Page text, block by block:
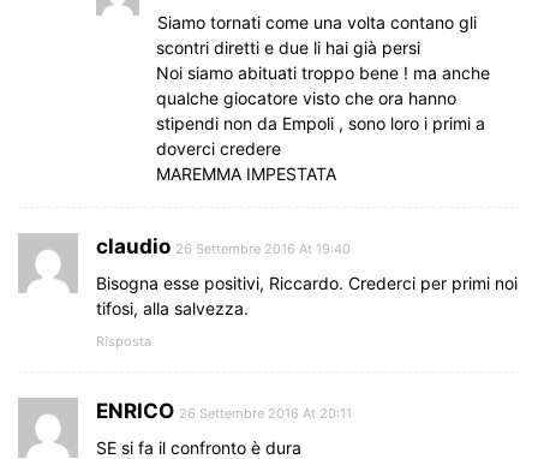
Siamo tornati come una volta contano gli
scontri diretti e due li hai già persi
Noi siamo abituati troppo bene ! ma anche
qualche giocatore visto che ora hanno
stipendi non da Empoli , sono loro i primi a
doverci credere
MAREMMA IMPESTATA
claudio 26 Settembre 2016 At 19:40
Bisogna esse positivi, Riccardo. Crederci per primi noi
tifosi, alla salvezza.
Risposta
ENRICO 26 Settembre 2016 At 20:11
SE si fa il confronto è dura